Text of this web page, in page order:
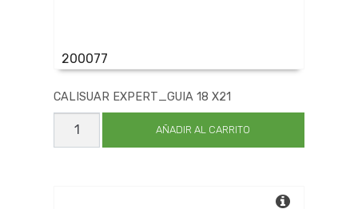
200077
CALISUAR EXPERT_GUIA 18 X21
CALISUAR
EXPERT_GUIA
18
AÑADIR AL CARRITO